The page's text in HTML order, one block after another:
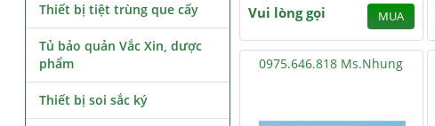
Vui lòng gọi MUA
0975.646.818 Ms.Nhung
Thiết bị tiệt trùng que cấy
Tủ bảo quản Vắc Xin, dược
phẩm
Thiết bị soi sắc ký